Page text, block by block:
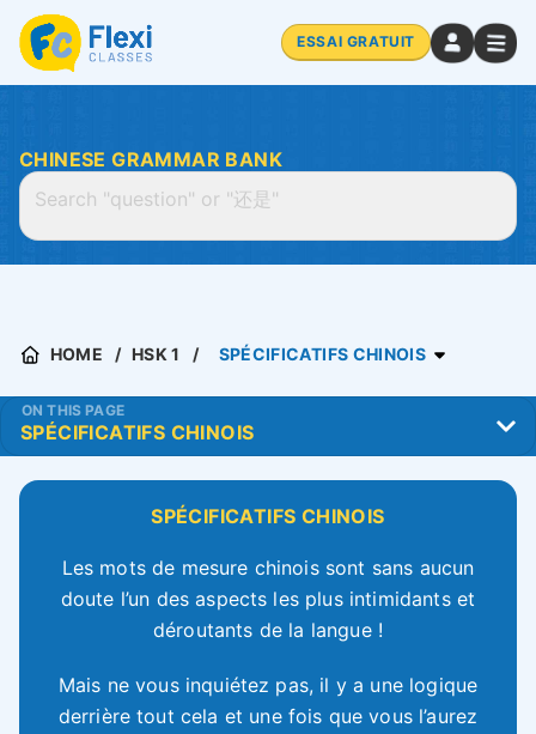
ESSAI GRATUIT
CHINESE GRAMMAR BANK
HOME HSK 1 SPÉCIFICATIFS CHINOIS
ON THIS PAGE
SPÉCIFICATIFS CHINOIS
Les mots de mesure chinois sont sans aucun
doute l’un des aspects les plus intimidants et
déroutants de la langue !
Mais ne vous inquiétez pas, il y a une logique
derrière tout cela et une fois que vous l’aurez